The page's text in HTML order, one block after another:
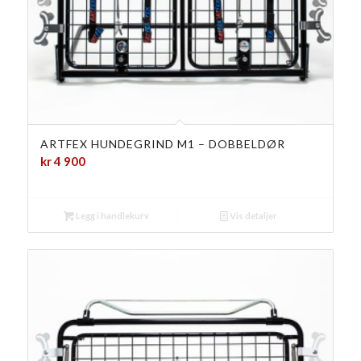
ARTFEX HUNDEGRIND M1 – DOBBELDØR
kr4 900
Legg i handlekurv Vis detaljer